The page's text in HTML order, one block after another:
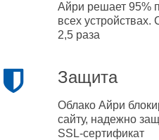
Айри решает 95%
всех
2,5 раза
Защита
Облако Айри
сайту, надежно
SSL-сертификат